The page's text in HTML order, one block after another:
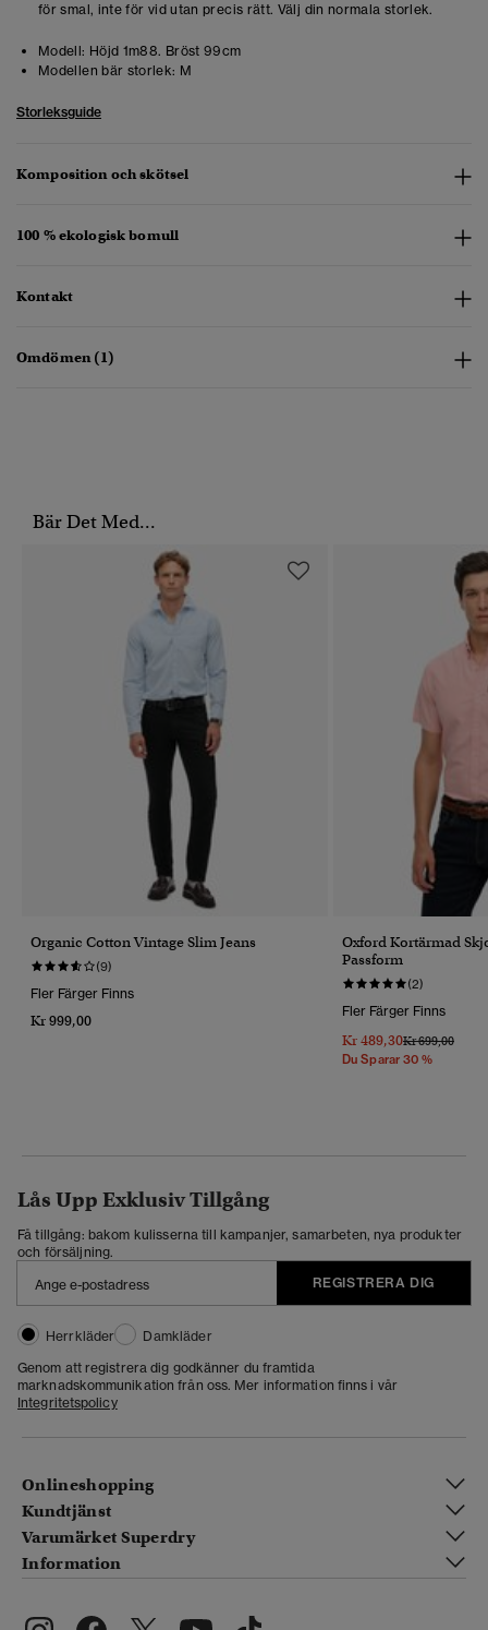
för smal, inte för vid utan precis rätt. Välj din normala storlek.
Modell: Höjd 1m88. Bröst 99cm
Modellen bär storlek: M
Storleksguide
Komposition och skötsel
100 % ekologisk bomull
Kontakt
Omdömen (1)
Bär Det Med...
Organic Cotton Vintage Slim Jeans
(9)
Fler Färger Finns
Kr 999,00
Oxford Kortärmad
Passform
(2)
Fler Färger Finns
Kr 489,30Pris Reducerat
Kr 699,00Till
Du Sparar 30 %
Lås Upp Exklusiv Tillgång
Få tillgång: bakom kulisserna till kampanjer, samarbeten, nya produkter
och försäljning.
REGISTRERA DIG
Herrkläder
Damkläder
Genom att registrera dig godkänner du framtida
marknadskommunikation från oss. Mer information finns i vår
Integritetspolicy
Onlineshopping
Kundtjänst
Varumärket Superdry
Information